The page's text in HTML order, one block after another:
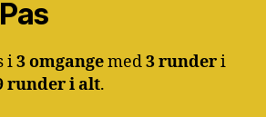
i3 omgangemed3 runderi
runder i alt.